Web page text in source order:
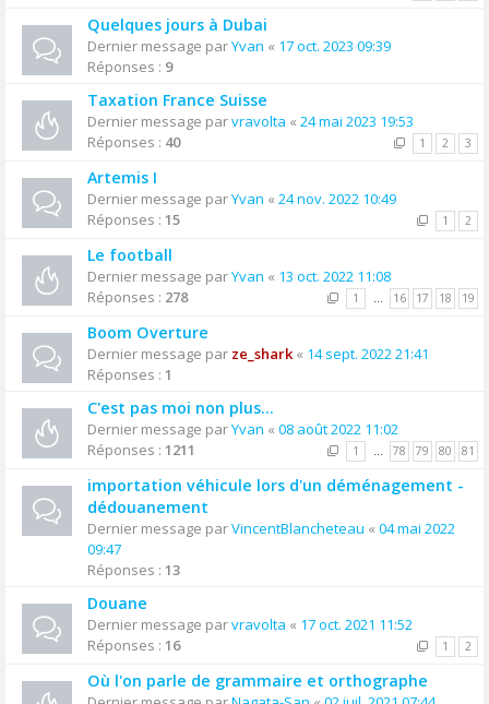
Quelques jours à Dubai
Dernier message parYvan « 17 oct. 2023 09:39
Réponses : 9
Taxation France Suisse
Dernier message parvravolta « 24 mai 2023 19:53
Réponses : 40 1 2 3
Artemis I
Dernier message parYvan « 24 nov. 2022 10:49
Réponses : 15 1 2
Le football
Dernier message parYvan « 13 oct. 2022 11:08
Réponses : 278 1 … 16 17 18 19
Boom Overture
Dernier message par ze_shark« 14 sept. 2022 21:41
Réponses : 1
C'est pas moi non plus...
Dernier message parYvan « 08 août 2022 11:02
Réponses : 1211 1 … 78 79 80 81
importation véhicule lors d'un déménagement -
dédouanement
Dernier message parVincentBlancheteau « 04 mai 2022
09:47
Réponses : 13
Douane
Dernier message parvravolta « 17 oct. 2021 11:52
Réponses : 16 1 2
Où l'on parle de grammaire et orthographe